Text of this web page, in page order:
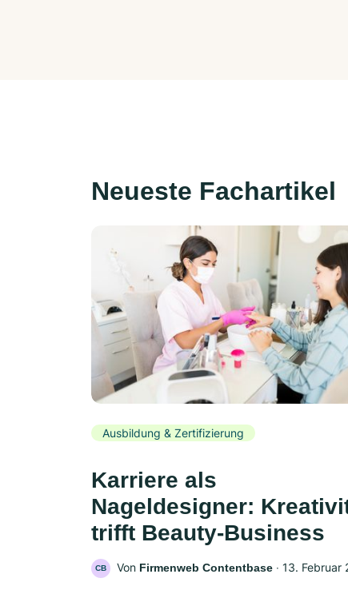
Neueste Fachartikel
Ausbildung & Zertifizierung
Karriere als
Nageldesigner:
trifft Beauty-Business
CB Von Firmenweb Contentbase ‧ 13. Februar